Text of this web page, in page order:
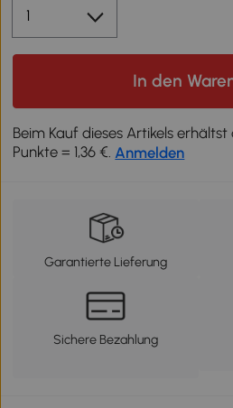
In den
Beim Kauf dieses Artikels erhältst
Punkte = 1,36 €. Anmelden
Garantierte Lieferung
Sichere Bezahlung